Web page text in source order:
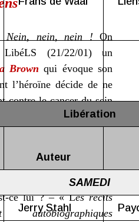
Nein, nein, nein ! On
(21/22/01) un
Brown qui évoque son
l’héroïne décide de ne
contre le cancer du sein
femmes de son origine
est en entretien dans
ce lui ? – « Les récits
autobiographiques
Libération
Auteur
SAMEDI
Jerry Stahl